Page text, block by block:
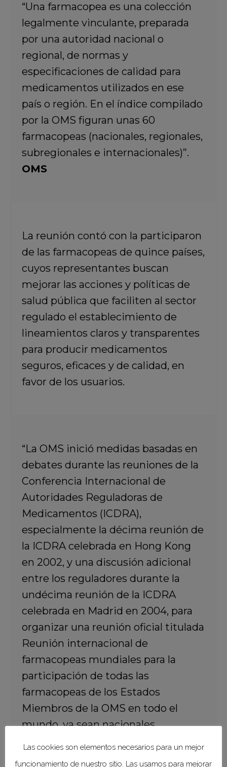
“Una farmacopea es una colección
legalmente vinculante, preparada
por una autoridad nacional o
regional, de normas y
especificaciones de calidad para
medicamentos utilizados en ese
país o región. En el índice compilado
por la OMS figuran unas 60
farmacopeas (nacionales, regionales,
subregionales e internacionales)”.
OMS
La reunión contó con la participaron
de las farmacopeas de quince países,
cuyos representantes buscan
mejorar las acciones y políticas de
salud pública que faciliten al sector
regulado el establecimiento de
lineamientos claros y transparentes
para producir medicamentos
seguros, eficaces y de calidad, en
favor de los usuarios.
“La OMS inició medidas basadas en
debates durante las reuniones de la
Conferencia Internacional de
Autoridades Reguladoras de
Medicamentos (ICDRA),
especialmente la décima reunión de
la ICDRA celebrada en Hong Kong
en 2002, y una discusión adicional
entre los reguladores durante la
undécima reunión de la ICDRA
celebrada en Madrid en 2004, para
organizar una reunión oficial titulada
Reunión internacional de
farmacopeas mundiales para la
participación de todas las
farmacopeas de los Estados
Miembros de la OMS en todo el
mundo, ya sean nacionales,
Las cookies son elementos necesarios para un mejor
funcionamiento de nuestro sitio. Las usamos para mejorar